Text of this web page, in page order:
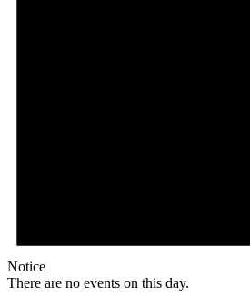
Notice
There are no events on this day.